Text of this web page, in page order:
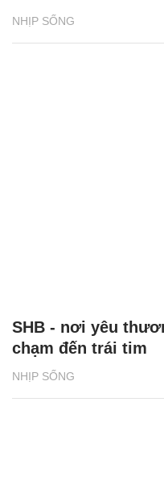
NHỊP SỐNG
NHỊP SỐNG
SHB - nơi yêu
chạm đến trái tim